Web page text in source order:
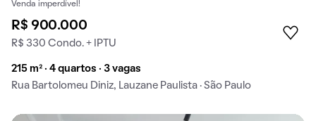
Venda imperdível!
R$ 900.000
R$ 330 Condo. + IPTU
215 m² · 4 quartos · 3 vagas
Rua Bartolomeu Diniz, Lauzane Paulista · São Paulo